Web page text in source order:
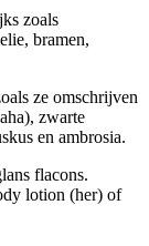
zoals
bramen,
ze omschrijven
zwarte
en ambrosia.
flacons.
lotion (her) of